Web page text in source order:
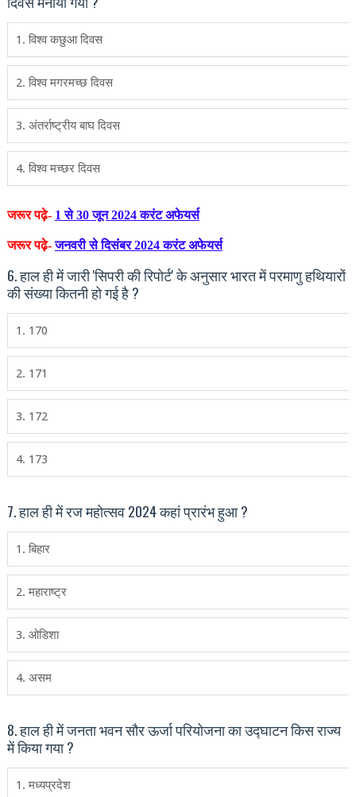
1. विश्व कछुआ दिवस
2. विश्‍व मगरमच्‍छ दिवस
3. अंतर्राष्ट्रीय बाघ दिवस
4. विश्व मच्छर दिवस
जरूर पढ़े- 1 से 30 जून 2024 करंट अफेयर्स
जरूर पढ़े- जनवरी से दिसंंबर 2024 करंट अफेयर्स
6. हाल ही में जारी 'सिपरी की रिपोर्ट' के अनुसार भारत में परमाणु हथियारों
की संख्या कितनी हो गई है ?
1. 170
2. 171
3. 172
4. 173
7. हाल ही में रज महोत्‍सव 2024 कहां प्रारंभ हुआ ?
1. बिहार
2. महाराष्‍ट्र
3. ओडिशा
4. असम
8. हाल ही में जनता भवन सौर ऊर्जा परियोजना का उद्घाटन किस राज्‍य
में किया गया ?
1. मध्‍यप्रदेश